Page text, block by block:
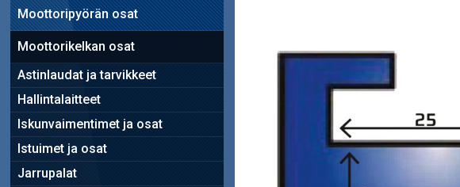
Moottoripyörän osat
Moottorikelkan osat
Astinlaudat ja tarvikkeet
Hallintalaitteet
Iskunvaimentimet ja osat
Istuimet ja osat
Jarrupalat